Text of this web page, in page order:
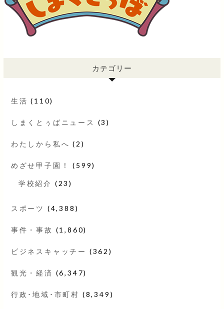
カテゴリー
生活 (110)
しまくとぅばニュース (3)
わたしから私へ (2)
めざせ甲子園！ (599)
学校紹介 (23)
スポーツ (4,388)
事件・事故 (1,860)
ビジネスキャッチー (362)
観光・経済 (6,347)
行政･地域･市町村 (8,349)